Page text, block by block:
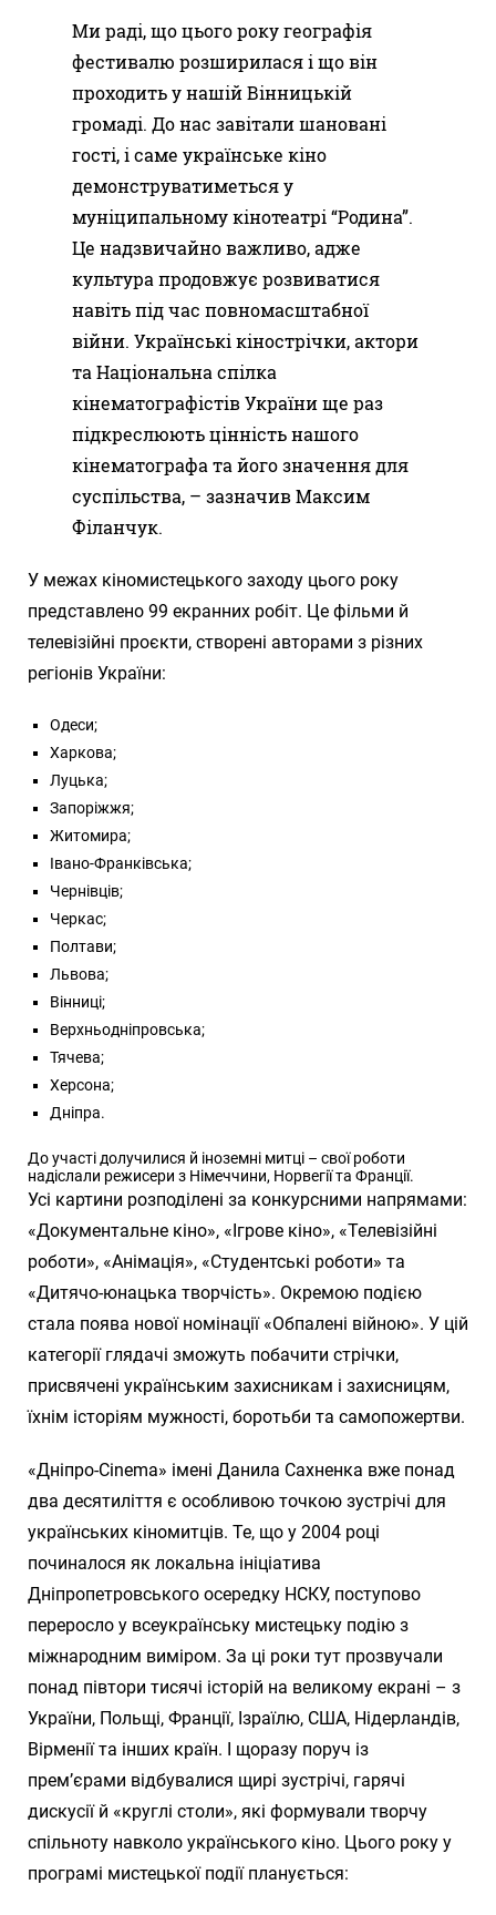
Ми раді, що цього року географія
фестивалю розширилася і що він
проходить у нашій Вінницькій
громаді. До нас завітали шановані
гості, і саме українське кіно
демонструватиметься у
муніципальному кінотеатрі “Родина”.
Це надзвичайно важливо, адже
культура продовжує розвиватися
навіть під час повномасштабної
війни. Українські кінострічки, актори
та Національна спілка
кінематографістів України ще раз
підкреслюють цінність нашого
кінематографа та його значення для
суспільства, – зазначив Максим
Філанчук.
У межах кіномистецького заходу цього року
представлено 99 екранних робіт. Це фільми й
телевізійні проєкти, створені авторами з різних
регіонів України:
Одеси;
Харкова;
Луцька;
Запоріжжя;
Житомира;
Івано-Франківська;
Чернівців;
Черкас;
Полтави;
Львова;
Вінниці;
Верхньодніпровська;
Тячева;
Херсона;
Дніпра.
До участі долучилися й іноземні митці – свої роботи
надіслали режисери з Німеччини, Норвегії та Франції.
Усі картини розподілені за конкурсними напрямами:
«Документальне кіно», «Ігрове кіно», «Телевізійні
роботи», «Анімація», «Студентські роботи» та
«Дитячо-юнацька творчість». Окремою подією
стала поява нової номінації «Обпалені війною». У цій
категорії глядачі зможуть побачити стрічки,
присвячені українським захисникам і захисницям,
їхнім історіям мужності, боротьби та самопожертви.
«Дніпро-Cinema» імені Данила Сахненка вже понад
два десятиліття є особливою точкою зустрічі для
українських кіномитців. Те, що у 2004 році
починалося як локальна ініціатива
Дніпропетровського осередку НСКУ, поступово
переросло у всеукраїнську мистецьку подію з
міжнародним виміром. За ці роки тут прозвучали
понад півтори тисячі історій на великому екрані – з
України, Польщі, Франції, Ізраїлю, США, Нідерландів,
Вірменії та інших країн. І щоразу поруч із
прем’єрами відбувалися щирі зустрічі, гарячі
дискусії й «круглі столи», які формували творчу
спільноту навколо українського кіно. Цього року у
програмі мистецької події планується: